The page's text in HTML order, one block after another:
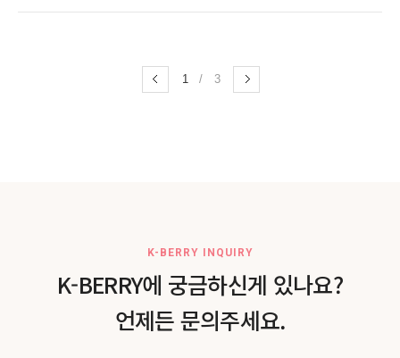
1 / 3
K-BERRY INQUIRY
K-BERRY에 궁금하신게 있나요?
언제든 문의주세요.